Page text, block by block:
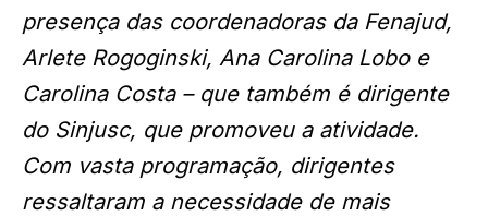
presença das coordenadoras da Fenajud,
Arlete Rogoginski, Ana Carolina Lobo e
Carolina Costa – que também é dirigente
do Sinjusc, que promoveu a atividade.
Com vasta programação, dirigentes
ressaltaram a necessidade de mais